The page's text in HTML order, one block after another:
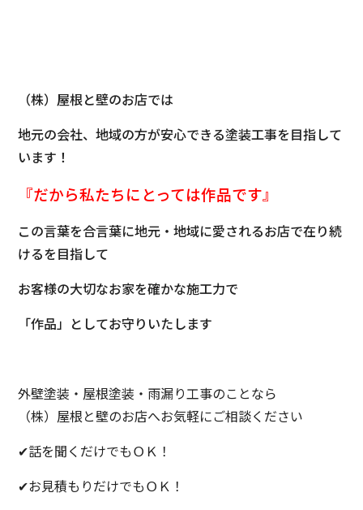
（株）屋根と壁のお店では
地元の会社、地域の方が安心できる塗装工事を目指して
います！
『だから私たちにとっては作品です』
この言葉を合言葉に地元・地域に愛されるお店で在り続
けるを目指して
お客様の大切なお家を確かな施工力で
「作品」としてお守りいたします
外壁塗装・屋根塗装・雨漏り工事のことなら
（株）屋根と壁のお店へお気軽にご相談ください
✔話を聞くだけでもＯＫ！
✔お見積もりだけでもＯＫ！